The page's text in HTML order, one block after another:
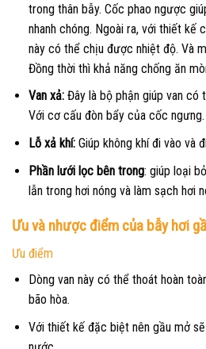
trong thân bẫy. Cốc phao ngược
nhanh chóng. Ngoài ra, với thiết kế
này có thể chịu được nhiệt độ. Và
Đồng thời thì khả năng chống ăn
Van xả:Đây là bộ phận giúp van có
Với cơ cấu đòn bẩy của cốc ngưng.
Lỗ xả khí:Giúp không khí đi vào và
Phần lưới lọc bên trong: giúp loại
lẫn trong hơi nóng và làm sạch hơi
Ưu và nhược điểm của bẫy hơi
Ưu điểm
Dòng van này có thể thoát hoàn
bão hòa.
Với thiết kế đặc biệt nên gầu mở